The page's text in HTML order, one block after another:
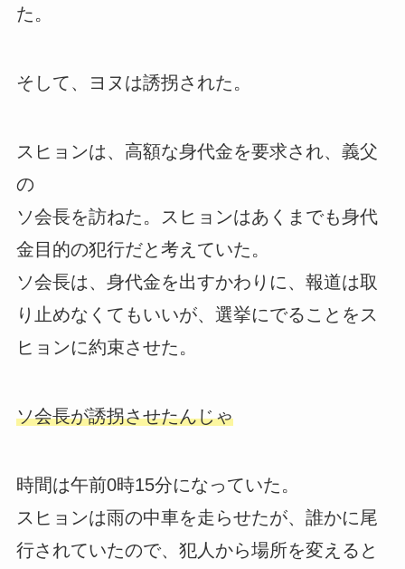
た。
そして、ヨヌは誘拐された。
スヒョンは、高額な身代金を要求され、義父
の
ソ会長を訪ねた。スヒョンはあくまでも身代
金目的の犯行だと考えていた。
ソ会長は、身代金を出すかわりに、報道は取
り止めなくてもいいが、選挙にでることをス
ヒョンに約束させた。
ソ会長が誘拐させたんじゃ
時間は午前0時15分になっていた。
スヒョンは雨の中車を走らせたが、誰かに尾
行されていたので、犯人から場所を変えると